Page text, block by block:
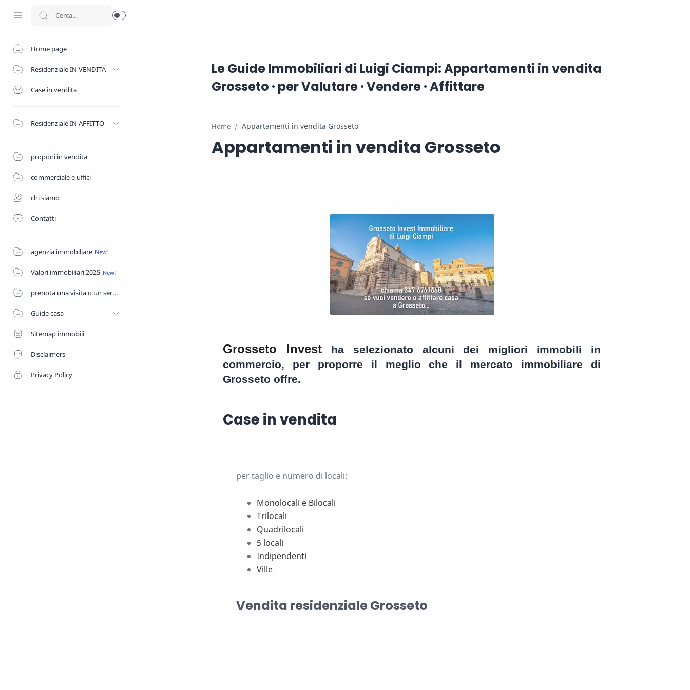
Home page
Residenziale IN VENDITA
Case in vendita
Residenziale IN AFFITTO
proponi in vendita
commerciale e uffici
chi siamo
Contatti
agenzia immobiliare
Valori immobiliari 2025
prenota una visita o un servizio di agenzia
Guide casa
Sitemap immobili
Disclaimers
Privacy Policy
Le Guide Immobiliari di Luigi Ciampi: Appartamenti in vendita
Grosseto · per Valutare · Vendere · Affittare
Home
Appartamenti in vendita Grosseto
Grosseto Invest
ha selezionato alcuni dei migliori immobili in
commercio, per proporre il meglio che il mercato immobiliare di
Grosseto offre.
Case in vendita
per taglio e numero di locali:
Monolocali e Bilocali
Trilocali
Quadrilocali
5 locali
Indipendenti
Ville
Vendita residenziale Grosseto